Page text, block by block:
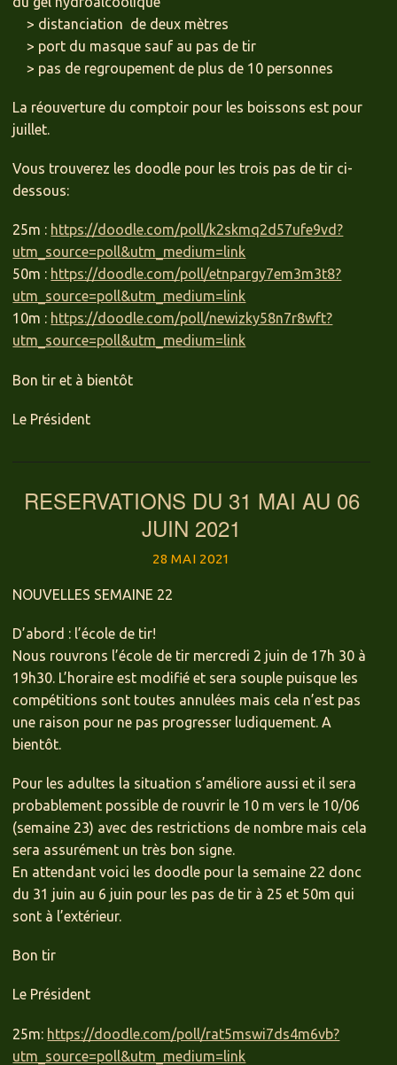
> distanciation de deux mètres
> port du masque sauf au pas de tir
> pas de regroupement de plus de 10 personnes
La réouverture du comptoir pour les boissons est pour
juillet.
Vous trouverez les doodle pour les trois pas de tir ci-
dessous:
25m : https://doodle.com/poll/k2skmq2d57ufe9vd?
utm_source=poll&utm_medium=link
50m : https://doodle.com/poll/etnpargy7em3m3t8?
utm_source=poll&utm_medium=link
10m : https://doodle.com/poll/newizky58n7r8wft?
utm_source=poll&utm_medium=link
Bon tir et à bientôt
Le Président
RESERVATIONS DU 31 MAI AU 06
JUIN 2021
28 MAI 2021
NOUVELLES SEMAINE 22
D’abord : l’école de tir!
Nous rouvrons l’école de tir mercredi 2 juin de 17h 30 à
19h30. L’horaire est modifié et sera souple puisque les
compétitions sont toutes annulées mais cela n’est pas
une raison pour ne pas progresser ludiquement. A
bientôt.
Pour les adultes la situation s’améliore aussi et il sera
probablement possible de rouvrir le 10 m vers le 10/06
(semaine 23) avec des restrictions de nombre mais cela
sera assurément un très bon signe.
En attendant voici les doodle pour la semaine 22 donc
du 31 juin au 6 juin pour les pas de tir à 25 et 50m qui
sont à l’extérieur.
Bon tir
Le Président
25m: https://doodle.com/poll/rat5mswi7ds4m6vb?
utm_source=poll&utm_medium=link